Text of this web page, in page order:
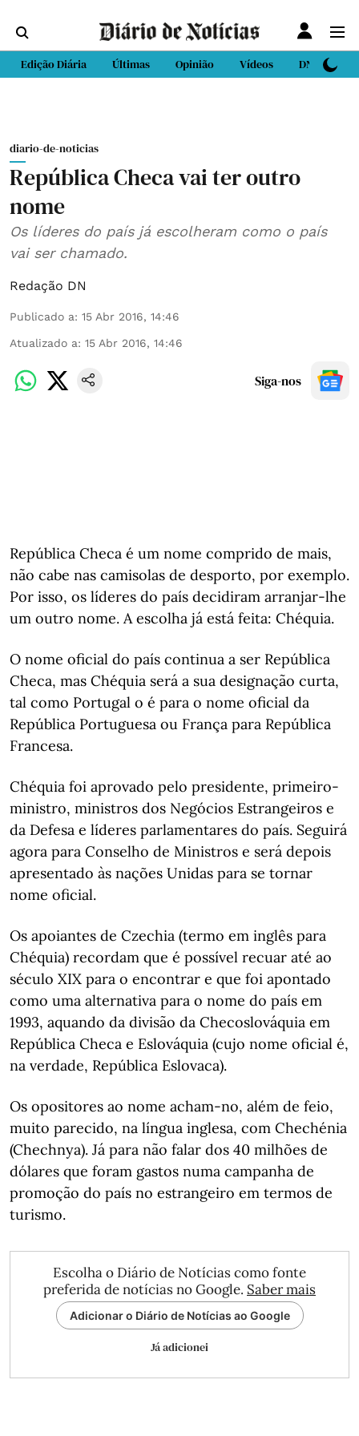
Edição Diária Últimas Opinião Vídeos DN Sport
diario-de-noticias
República Checa vai ter outro
nome
Os líderes do país já escolheram como o país
vai ser chamado.
Redação DN
Publicado a: 15 Abr 2016, 14:46
Atualizado a: 15 Abr 2016, 14:46
Siga-nos
República Checa é um nome comprido de mais,
não cabe nas camisolas de desporto, por exemplo.
Por isso, os líderes do país decidiram arranjar-lhe
um outro nome. A escolha já está feita: Chéquia.
O nome oficial do país continua a ser República
Checa, mas Chéquia será a sua designação curta,
tal como Portugal o é para o nome oficial da
República Portuguesa ou França para República
Francesa.
Chéquia foi aprovado pelo presidente, primeiro-
ministro, ministros dos Negócios Estrangeiros e
da Defesa e líderes parlamentares do país. Seguirá
agora para Conselho de Ministros e será depois
apresentado às nações Unidas para se tornar
nome oficial.
Os apoiantes de Czechia (termo em inglês para
Chéquia) recordam que é possível recuar até ao
século XIX para o encontrar e que foi apontado
como uma alternativa para o nome do país em
1993, aquando da divisão da Checoslováquia em
República Checa e Eslováquia (cujo nome oficial é,
na verdade, República Eslovaca).
Os opositores ao nome acham-no, além de feio,
muito parecido, na língua inglesa, com Chechénia
(Chechnya). Já para não falar dos 40 milhões de
dólares que foram gastos numa campanha de
promoção do país no estrangeiro em termos de
turismo.
Escolha o Diário de Notícias como fonte
preferida de notícias no Google. Saber mais
Adicionar o Diário de Notícias ao Google
Já adicionei